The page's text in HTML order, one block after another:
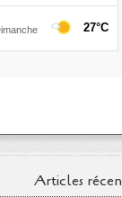
Articles